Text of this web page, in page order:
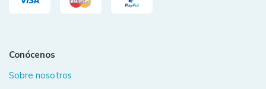
Conócenos
Sobre nosotros